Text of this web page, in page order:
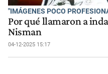
"IMÁGENES POCO
Por qué llamaron a
Nisman
04-12-2025 15:17